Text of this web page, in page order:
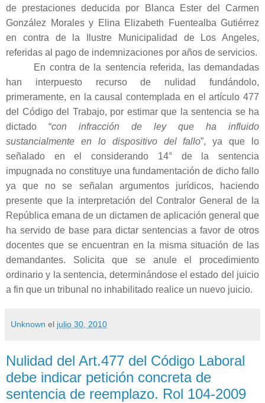
de prestaciones deducida por Blanca Ester del Carmen
González Morales y Elina Elizabeth Fuentealba Gutiérrez
en contra de la Ilustre Municipalidad de Los Angeles,
referidas al pago de indemnizaciones por años de servicios.
En contra de la sentencia referida, las demandadas
han interpuesto recurso de nulidad fundándolo,
primeramente, en la causal contemplada en el artículo 477
del Código del Trabajo, por estimar que la sentencia se ha
dictado “con infracción de ley que ha influido
sustancialmente en lo dispositivo del fallo”, ya que lo
señalado en el considerando 14° de la sentencia
impugnada no constituye una fundamentación de dicho fallo
ya que no se señalan argumentos jurídicos, haciendo
presente que la interpretación del Contralor General de la
República emana de un dictamen de aplicación general que
ha servido de base para dictar sentencias a favor de otros
docentes que se encuentran en la misma situación de las
demandantes. Solicita que se anule el procedimiento
ordinario y la sentencia, determinándose el estado del juicio
a fin que un tribunal no inhabilitado realice un nuevo juicio.
Unknown el julio 30, 2010
Nulidad del Art.477 del Código Laboral
debe indicar petición concreta de
sentencia de reemplazo. Rol 104-2009